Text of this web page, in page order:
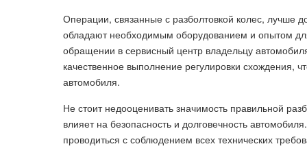
Операции, связанные с разболтовкой колес, лучше
обладают необходимым оборудованием и опытом
обращении в сервисный центр владельцу
качественное выполнение регулировки схождения,
автомобиля.
Не стоит недооценивать значимость правильной
влияет на безопасность и долговечность
проводиться с соблюдением всех технических